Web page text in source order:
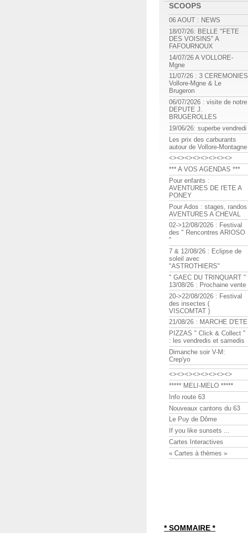
SCOOPS
06 AOUT : NEWS
18/07/26: BELLE "FETE
DES VOISINS" A
FAFOURNOUX
14/07/26 A VOLLORE-
Mgne
11/07/26 : 3 CEREMONIES
Vollore-Mgne & Le
Brugeron
06/07/2026 : visite de notre
DEPUTE J.
BRUGEROLLES
19/06/26: superbe vendredi
Les prix des carburants
autour de Vollore-Montagne
<><><><><><><><>
*** A VOS AGENDAS ***
Pour enfants :
AVENTURES DE l'ETE A
PONEY
Pour Ados : stages, randos
AVENTURES A CHEVAL
02->12/08/2026 : Festival
des " Rencontres ARIOSO
"
7 & 12/08/26 : Eclipse de
soleil avec
"ASTROTHIERS"
" GAEC DU TRINQUART "
13/08/26 : Prochaine vente
20->22/08/2026 : Festival
des insectes (
VISCOMTAT )
21/08/26 : MARCHE D'ETE
PIZZAS " Click & Collect "
: les vendredis et samedis
Dimanche soir V-M:
Crep'yo
<><><><><><><><>
***** MELI-MELO *****
Info route 63
Nouveaux cantons du 63
Le Puy de Dôme
If you like sunsets ...
Cartes Interactives
« Cartes à thèmes »
* SOMMAIRE *